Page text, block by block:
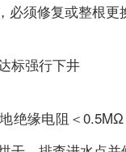
必须修复或整根更
标强行下井
绝缘电阻＜